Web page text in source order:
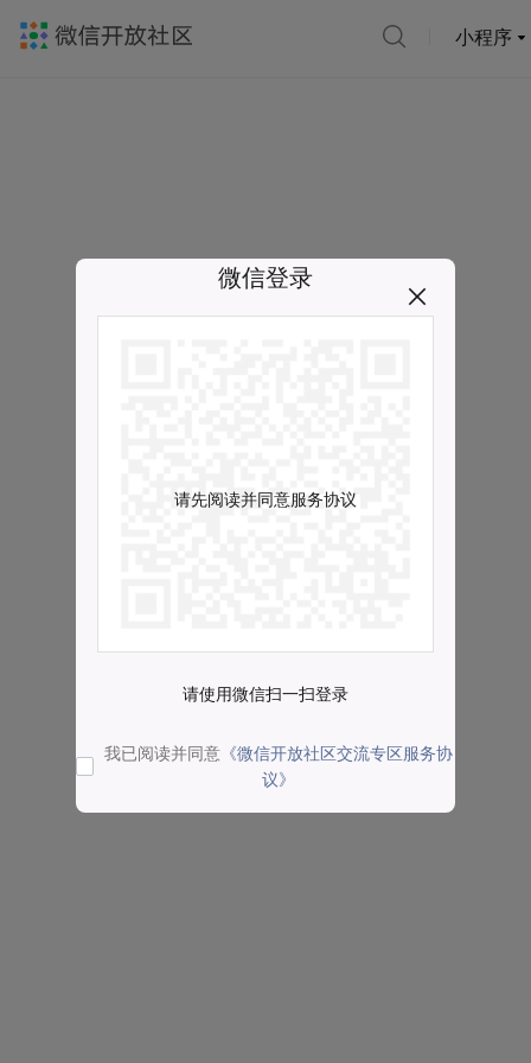
小程序
微信登录
请先阅读并同意服务协议
请使用微信扫一扫登录
我已阅读并同意 《微信开放社区交流专区服务协
议》